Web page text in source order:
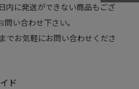
内に発送ができない商品もござ
い合わせ下さい。
でお気軽にお問い合わせくださ
ド